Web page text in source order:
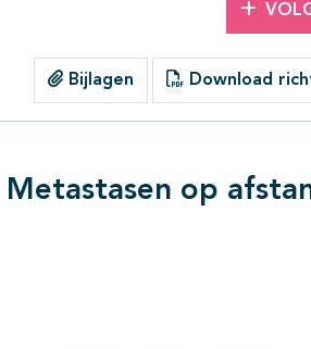
Bijlagen Download
op